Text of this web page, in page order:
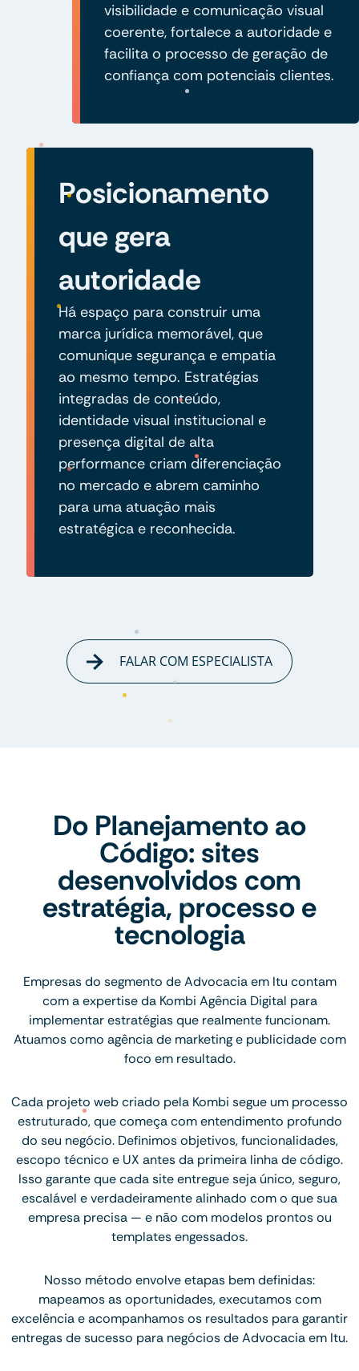
visibilidade e comunicação visual
coerente, fortalece a autoridade e
facilita o processo de geração de
confiança com potenciais clientes.
Posicionamento
que gera
autoridade
Há espaço para construir uma
marca jurídica memorável, que
comunique segurança e empatia
ao mesmo tempo. Estratégias
integradas de conteúdo,
identidade visual institucional e
presença digital de alta
performance criam diferenciação
no mercado e abrem caminho
para uma atuação mais
estratégica e reconhecida.
FALAR COM ESPECIALISTA
Do Planejamento ao
Código: sites
desenvolvidos com
estratégia, processo e
tecnologia
Empresas do segmento de Advocacia em Itu contam
com a expertise da Kombi Agência Digital para
implementar estratégias que realmente funcionam.
Atuamos como agência de marketing e publicidade com
foco em resultado.
Cada projeto web criado pela Kombi segue um processo
estruturado, que começa com entendimento profundo
do seu negócio. Definimos objetivos, funcionalidades,
escopo técnico e UX antes da primeira linha de código.
Isso garante que cada site entregue seja único, seguro,
escalável e verdadeiramente alinhado com o que sua
empresa precisa — e não com modelos prontos ou
templates engessados.
Nosso método envolve etapas bem definidas:
mapeamos as oportunidades, executamos com
excelência e acompanhamos os resultados para garantir
entregas de sucesso para negócios de Advocacia em Itu.